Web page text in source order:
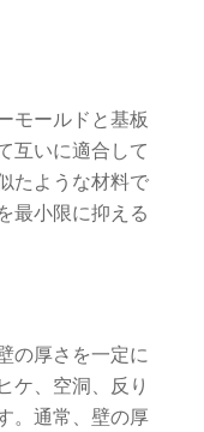
モールドと基板
互いに適合して
たような材料で
最小限に抑える
の厚さを一定に
ケ、空洞、反り
。通常、壁の厚